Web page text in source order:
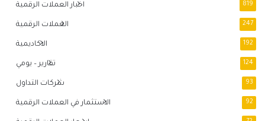
اخبار العملات الرقمية 819
العملات الرقمية 247
الاكاديمية 192
تقارير – يومي 124
شركات التداول 93
الاستثمار في العملات الرقمية 92